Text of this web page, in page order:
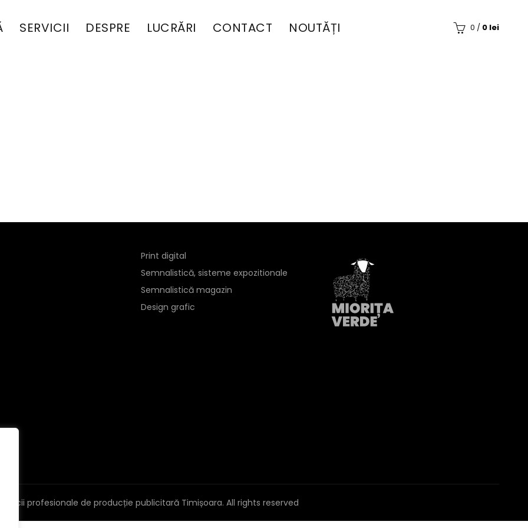
SERVICII DESPRE LUCRĂRI CONTACT NOUTĂȚI 0 / 0 lei
Print digital
Semnalistică, sisteme expozitionale
Semnalistică magazin
Design grafic
profesionale de producție publicitară Timișoara. All rights reserved